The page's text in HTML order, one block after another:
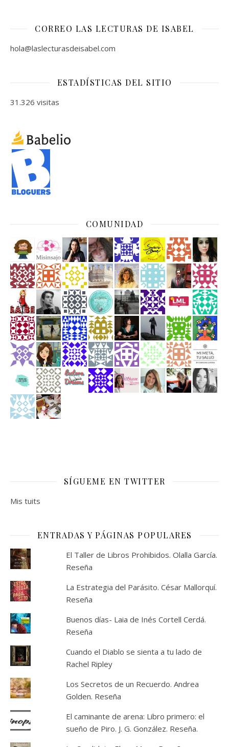
CORREO LAS LECTURAS DE ISABEL
hola@laslecturasdeisabel.com
ESTADÍSTICAS DEL SITIO
31.326 visitas
COMUNIDAD
SÍGUEME EN TWITTER
Mis tuits
ENTRADAS Y PÁGINAS POPULARES
El Taller de Libros Prohibidos. Olalla García.
Reseña
La Estrategia del Parásito. César Mallorquí.
Reseña
Buenos días- Laia de Inés Cortell Cerdá.
Reseña
Cuando el Diablo se sienta a tu lado de
Rachel Ripley
Los Secretos de un Recuerdo. Andrea
Golden. Reseña
El caminante de arena: Libro primero: el
sueño de Piro. J. G. González. Reseña.